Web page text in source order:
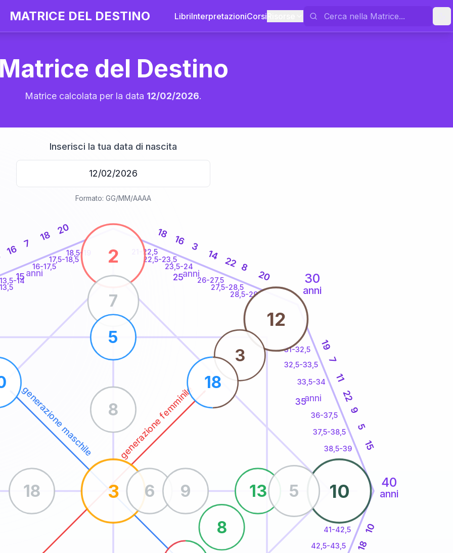
MATRICE DEL DESTINO LibriInterpretazioniCorsi
Matrice del Destino
Matrice calcolata per la data 12/02/2026.
Inserisci la tua data di nascita
Formato: GG/MM/AAAA
generazione maschile generazione femminile
20
30
anni
40
anni
13,5-14
16-17,5
17,5-18,5
18,5-19 21-22,5
22,5-23,5
23,5-24
26-27,5
27,5-28,5
28,5-29
31-32,5
32,5-33,5
33,5-34
36-37,5
37,5-38,5
38,5-39
41-42,5
42,5-43,5
16 7
18
20 18
16 3
14
22 8
20
19
7
11
22
9
5
15
10
18
2
10
3
12
8
13
7
5
5
6 9
18
8
3
18
15anni 25anni
35anni